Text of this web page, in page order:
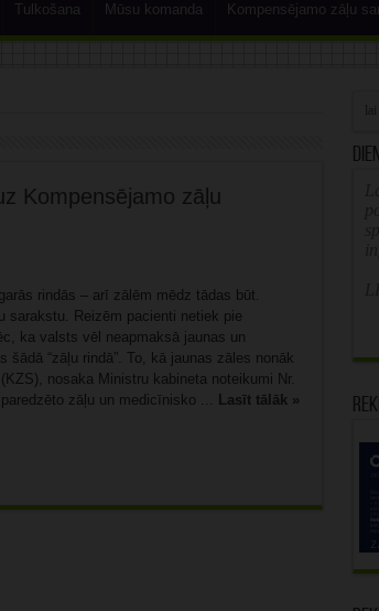
Tulkošana Mūsu komanda Kompensējamo zāļu
Kompensējamo zāļu
rindās – arī zālēm mēdz tādas būt.
sarakstu. Reizēm pacienti netiek pie
ka valsts vēl neapmaksā jaunas un
šādā “zāļu rindā”. To, kā jaunas zāles nonāk
nosaka Ministru kabineta noteikumi Nr.
zāļu un medicīnisko ... Lasīt tālāk »